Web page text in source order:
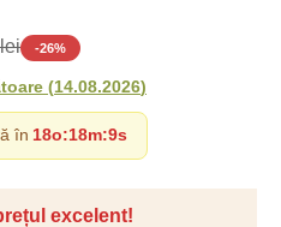
excelent!
-26%
(14.08.2026)
în 18o:18m:8s